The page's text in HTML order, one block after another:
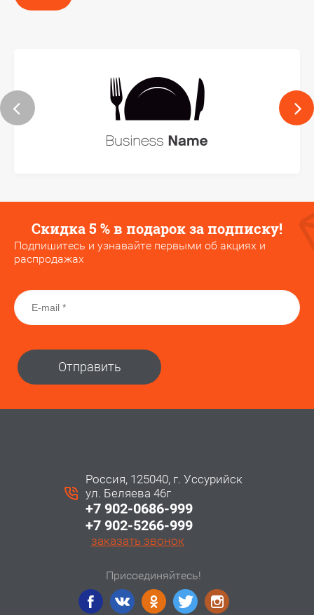
Скидка 5 % в подарок за подписку!
Подпишитесь и узнавайте первыми об акциях и
распродажах
Отправить
Россия, 125040, г. Уссурийск
ул. Беляева 46г
+7 902-0686-999
+7 902-5266-999
заказать звонок
Присоединяйтесь!